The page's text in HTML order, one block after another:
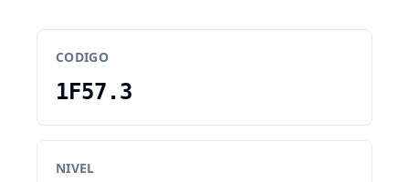
CODIGO
1F57.3
NIVEL